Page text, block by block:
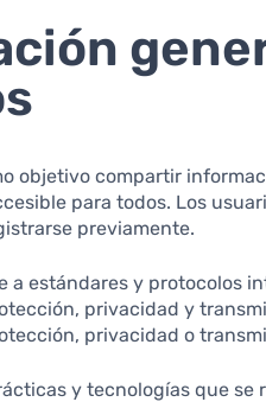
objetivo compartir
para todos. Los
previamente.
a estándares y protocolos
privacidad y
privacidad o
y tecnologías que